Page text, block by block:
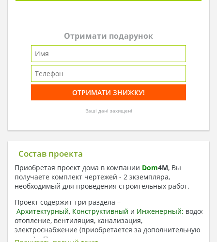
Отримати подарунок
Ваші дані захищені
Состав проекта
Приобретая проект дома в компании Dom4M, Вы
получаете комплект чертежей - 2 экземпляра,
необходимый для проведения строительных работ.
Проект содержит три раздела –
Архитектурный, Конструктивный и Инженерный:
отопление, вентиляция, канализация,
электроснабжение (приобретается за дополнительную
плату) + Пояснительная записка.